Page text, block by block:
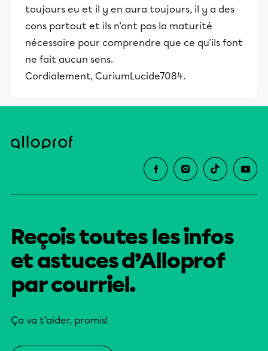
toujours eu et il y en aura toujours, il y a des
cons partout et ils n'ont pas la maturité
nécessaire pour comprendre que ce qu'ils font
ne fait aucun sens.
Cordialement, CuriumLucide7084.
Reçois toutes les infos
et astuces d’Alloprof
par courriel.
Ça va t’aider, promis!